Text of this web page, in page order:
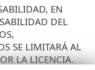
EN
DEL
SE LIMITARÁ AL
LA LICENCIA.